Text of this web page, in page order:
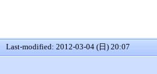
Last-modified: 2012-03-04 (日) 20:07